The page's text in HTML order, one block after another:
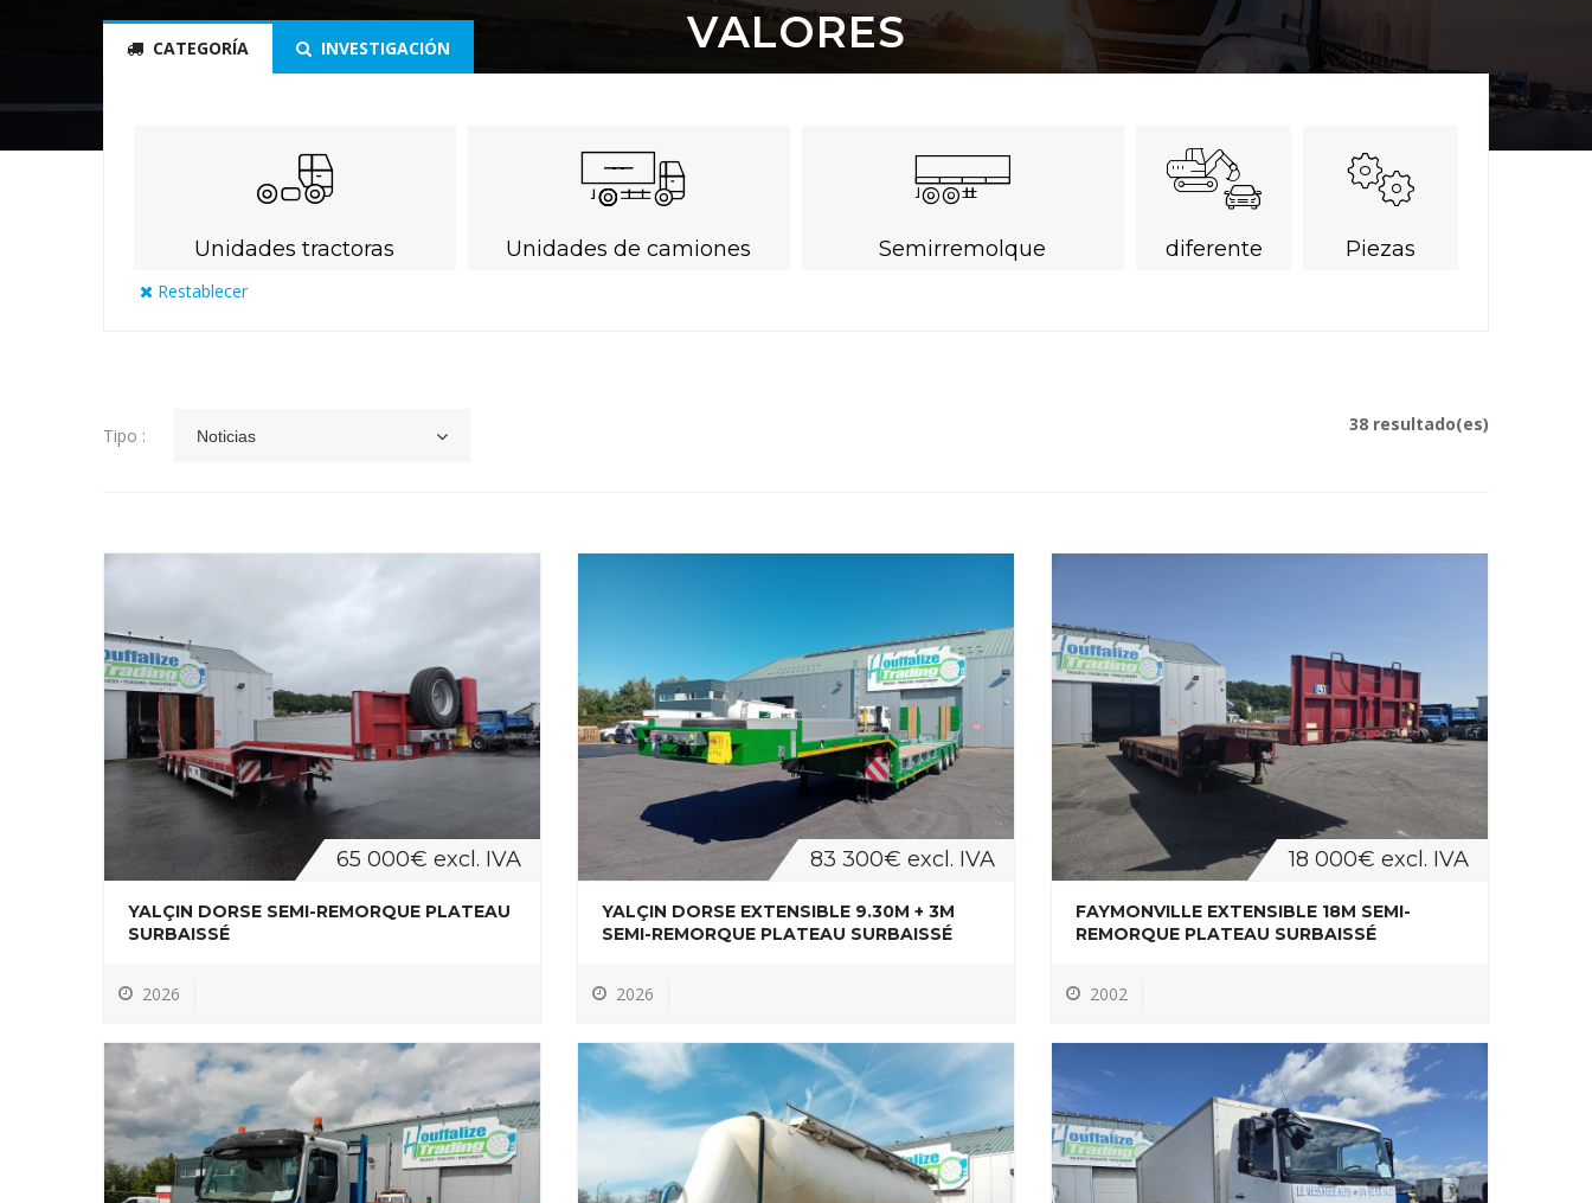
VALORES
CATEGORÍA INVESTIGACIÓN
Unidades tractoras Unidades de camiones Semirremolque diferente Piezas
Restablecer
Tipo : Noticias
38 resultado(es)
65 000€ excl. IVA
YALÇIN DORSE SEMI-REMORQUE PLATEAU
SURBAISSÉ
2026
83 300€ excl. IVA
YALÇIN DORSE EXTENSIBLE 9.30M + 3M
SEMI-REMORQUE PLATEAU SURBAISSÉ
2026
18 000€ excl. IVA
FAYMONVILLE EXTENSIBLE 18M SEMI-
REMORQUE PLATEAU SURBAISSÉ
2002